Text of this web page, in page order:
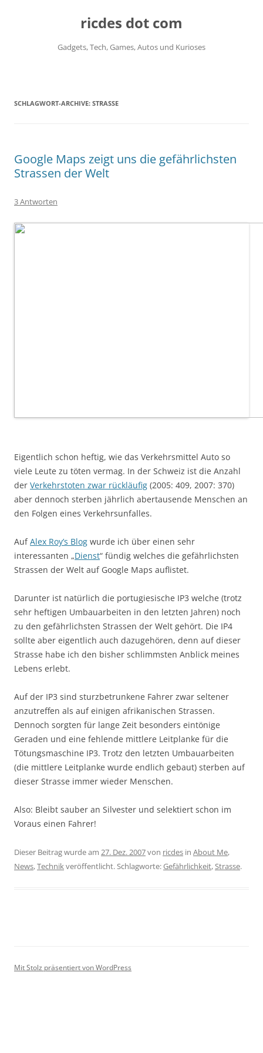
ricdes dot com
Gadgets, Tech, Games, Autos und Kurioses
SCHLAGWORT-ARCHIVE: STRASSE
Google Maps zeigt uns die gefährlichsten
Strassen der Welt
3 Antworten
Eigentlich schon heftig, wie das Verkehrsmittel Auto so
viele Leute zu töten vermag. In der Schweiz ist die Anzahl
der Verkehrstoten zwar rückläufig (2005: 409, 2007: 370)
aber dennoch sterben jährlich abertausende Menschen an
den Folgen eines Verkehrsunfalles.
AufAlex Roy’s Blog wurde ich über einen sehr
interessanten „Dienst“ fündig welches die gefährlichsten
Strassen der Welt auf Google Maps auflistet.
Darunter ist natürlich die portugiesische IP3 welche (trotz
sehr heftigen Umbauarbeiten in den letzten Jahren) noch
zu den gefährlichsten Strassen der Welt gehört. Die IP4
sollte aber eigentlich auch dazugehören, denn auf dieser
Strasse habe ich den bisher schlimmsten Anblick meines
Lebens erlebt.
Auf der IP3 sind sturzbetrunkene Fahrer zwar seltener
anzutreffen als auf einigen afrikanischen Strassen.
Dennoch sorgten für lange Zeit besonders eintönige
Geraden und eine fehlende mittlere Leitplanke für die
Tötungsmaschine IP3. Trotz den letzten Umbauarbeiten
(die mittlere Leitplanke wurde endlich gebaut) sterben auf
dieser Strasse immer wieder Menschen.
Also: Bleibt sauber an Silvester und selektiert schon im
Voraus einen Fahrer!
Dieser Beitrag wurde am 27. Dez. 2007von ricdes in About Me,
News,Technikveröffentlicht. Schlagworte:Gefährlichkeit,Strasse.
Mit Stolz präsentiert von WordPress